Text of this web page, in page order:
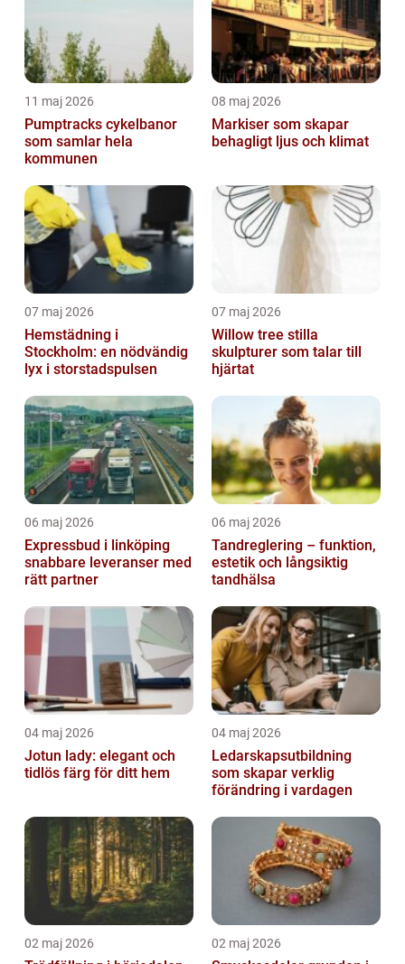
11 maj 2026
Pumptracks cykelbanor
som samlar hela
kommunen
08 maj 2026
Markiser som skapar
behagligt ljus och klimat
07 maj 2026
Hemstädning i
Stockholm: en nödvändig
lyx i storstadspulsen
07 maj 2026
Willow tree stilla
skulpturer som talar till
hjärtat
06 maj 2026
Expressbud i linköping
snabbare leveranser med
rätt partner
06 maj 2026
Tandreglering – funktion,
estetik och långsiktig
tandhälsa
04 maj 2026
Jotun lady: elegant och
tidlös färg för ditt hem
04 maj 2026
Ledarskapsutbildning
som skapar verklig
förändring i vardagen
02 maj 2026 02 maj 2026